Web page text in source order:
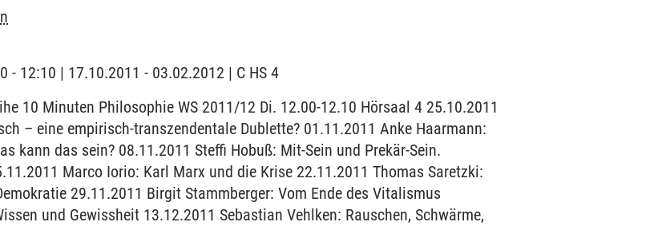
- 12:10 | 17.10.2011 - 03.02.2012 | C HS 4
10 Minuten Philosophie WS 2011/12 Di. 12.00-12.10 Hörsaal 4 25.10.2011
– eine empirisch-transzendentale Dublette? 01.11.2011 Anke Haarmann:
kann das sein? 08.11.2011 Steffi Hobuß: Mit-Sein und Prekär-Sein.
Marco Iorio: Karl Marx und die Krise 22.11.2011 Thomas Saretzki:
29.11.2011 Birgit Stammberger: Vom Ende des Vitalismus
und Gewissheit 13.12.2011 Sebastian Vehlken: Rauschen, Schwärme,